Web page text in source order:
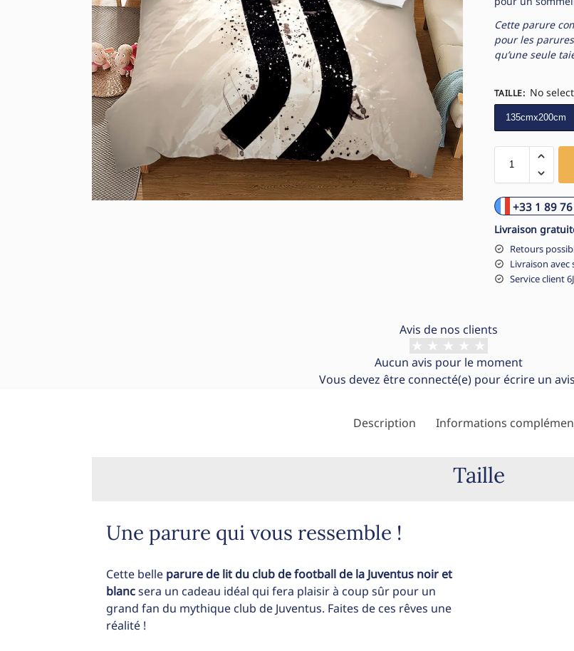
Cette parure
pour les
qu’une seule
TAILLE: No
135cmx200cm
+33 1 89
Livraison
Retours
Livraison avec
Service client
Avis de nos clients
Aucun avis pour le moment
Vous devez être connecté(e) pour écrire un
Description Informations
Taille
Une parure qui vous ressemble !
Cette belle parure de lit du club de football de la Juventus noir et
blancsera un cadeau idéal qui fera plaisir à coup sûr pour un
grand fan du mythique club de Juventus. Faites de ces rêves une
réalité !